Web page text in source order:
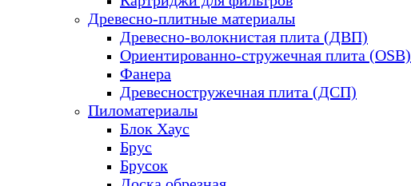
Древесно-плитные материалы
Древесно-волокнистая плита (ДВП)
Ориентированно-стружечная плита (OSB)
Фанера
Древесностружечная плита (ДСП)
Пиломатериалы
Блок Хаус
Брус
Брусок